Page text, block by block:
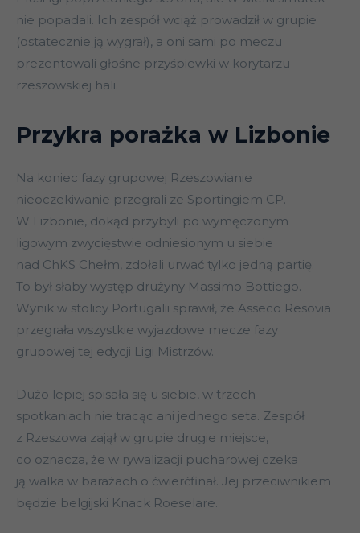
nie popadali. Ich zespół wciąż prowadził w grupie
(ostatecznie ją wygrał), a oni sami po meczu
prezentowali głośne przyśpiewki w korytarzu
rzeszowskiej hali.
Przykra porażka w Lizbonie
Na koniec fazy grupowej Rzeszowianie
nieoczekiwanie przegrali ze Sportingiem CP.
W Lizbonie, dokąd przybyli po wymęczonym
ligowym zwycięstwie odniesionym u siebie
nad ChKS Chełm, zdołali urwać tylko jedną partię.
To był słaby występ drużyny Massimo Bottiego.
Wynik w stolicy Portugalii sprawił, że Asseco Resovia
przegrała wszystkie wyjazdowe mecze fazy
grupowej tej edycji Ligi Mistrzów.
Dużo lepiej spisała się u siebie, w trzech
spotkaniach nie tracąc ani jednego seta. Zespół
z Rzeszowa zajął w grupie drugie miejsce,
co oznacza, że w rywalizacji pucharowej czeka
ją walka w barażach o ćwierćfinał. Jej przeciwnikiem
będzie belgijski Knack Roeselare.